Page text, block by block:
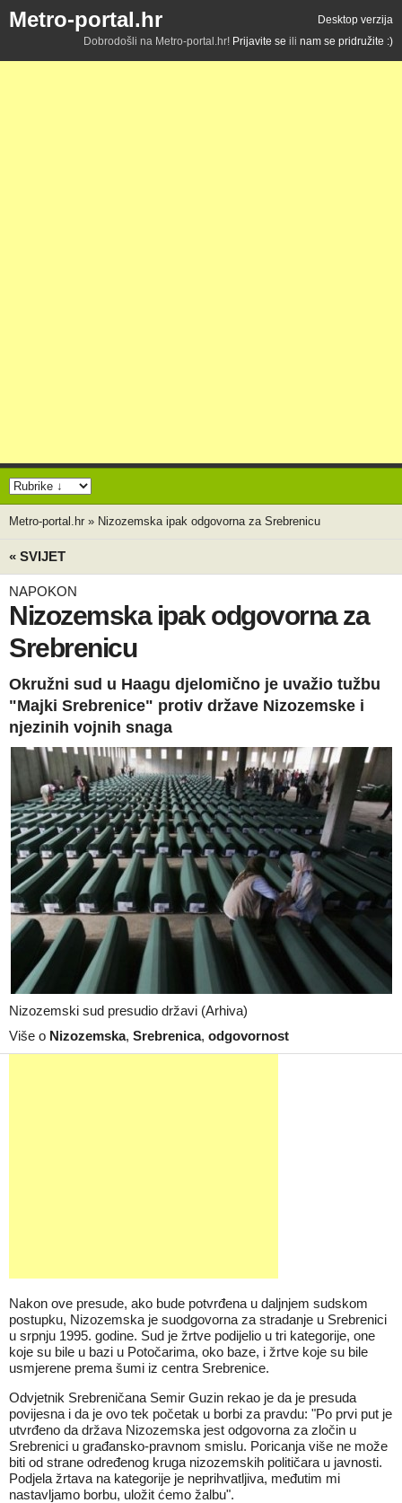
Metro-portal.hr
Desktop verzija
Dobrodošli na Metro-portal.hr! Prijavite se ili nam se pridružite :)
Metro-portal.hr » Nizozemska ipak odgovorna za Srebrenicu
« SVIJET
NAPOKON
Nizozemska ipak odgovorna za
Srebrenicu
Okružni sud u Haagu djelomično je uvažio tužbu
"Majki Srebrenice" protiv države Nizozemske i
njezinih vojnih snaga
Nizozemski sud presudio državi (Arhiva)
Više o Nizozemska, Srebrenica, odgovornost
Nakon ove presude, ako bude potvrđena u daljnjem sudskom
postupku, Nizozemska je suodgovorna za stradanje u Srebrenici
u srpnju 1995. godine. Sud je žrtve podijelio u tri kategorije, one
koje su bile u bazi u Potočarima, oko baze, i žrtve koje su bile
usmjerene prema šumi iz centra Srebrenice.
Odvjetnik Srebreničana Semir Guzin rekao je da je presuda
povijesna i da je ovo tek početak u borbi za pravdu: "Po prvi put je
utvrđeno da država Nizozemska jest odgovorna za zločin u
Srebrenici u građansko-pravnom smislu. Poricanja više ne može
biti od strane određenog kruga nizozemskih političara u javnosti.
Podjela žrtava na kategorije je neprihvatljiva, međutim mi
nastavljamo borbu, uložit ćemo žalbu".